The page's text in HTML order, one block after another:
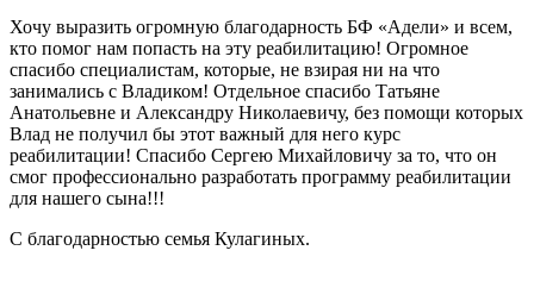
Хочу выразить огромную благодарность БФ «Адели» и всем,
кто помог нам попасть на эту реабилитацию! Огромное
спасибо специалистам, которые, не взирая ни на что
занимались с Владиком! Отдельное спасибо Татьяне
Анатольевне и Александру Николаевичу, без помощи которых
Влад не получил бы этот важный для него курс
реабилитации! Спасибо Сергею Михайловичу за то, что он
смог профессионально разработать программу реабилитации
для нашего сына!!!
С благодарностью семья Кулагиных.